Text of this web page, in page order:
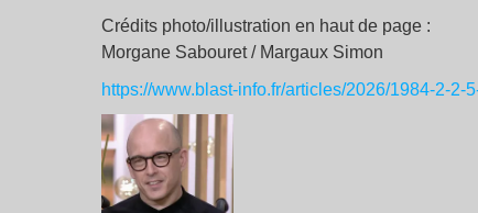
Crédits photo/illustration en haut de page :
Morgane Sabouret / Margaux Simon
https://www.blast-info.fr/articles/2026/1984-2-